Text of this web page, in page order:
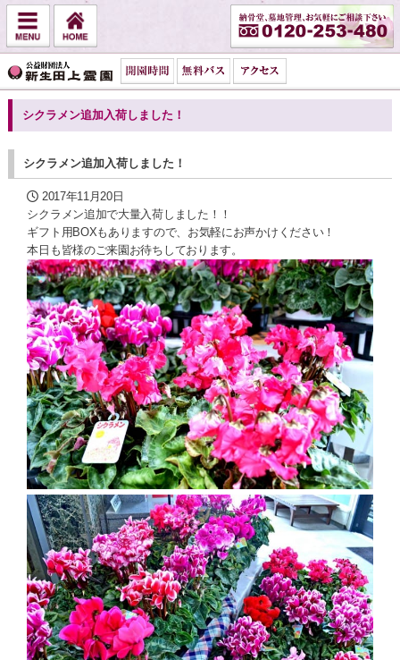
シクラメン追加入荷しました！
シクラメン追加入荷しました！
2017年11月20日
シクラメン追加で大量入荷しました！！
ギフト用BOXもありますので、お気軽にお声かけください！
本日も皆様のご来園お待ちしております。